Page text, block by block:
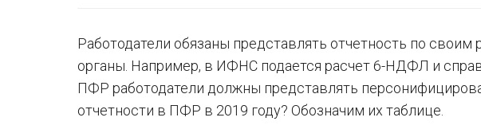
Работодатели обязаны представлять отчетность по
органы. Например, в ИФНС подается расчет 6-НДФЛ и
ПФР работодатели должны представлять
отчетности в ПФР в 2019 году? Обозначим их таблице.